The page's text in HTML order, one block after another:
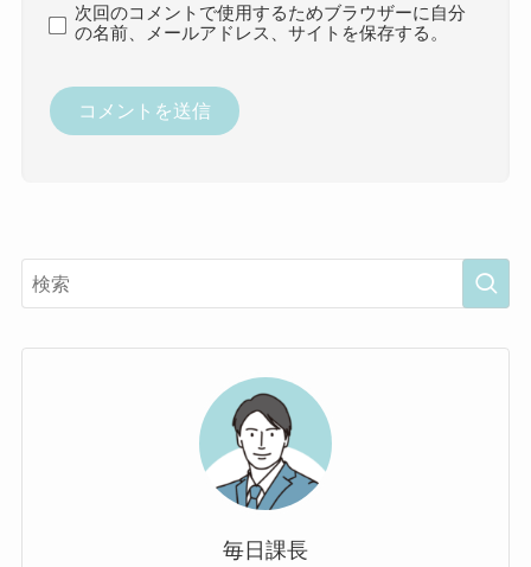
次回のコメントで使用するためブラウザーに自分
の名前、メールアドレス、サイトを保存する。
毎日課長